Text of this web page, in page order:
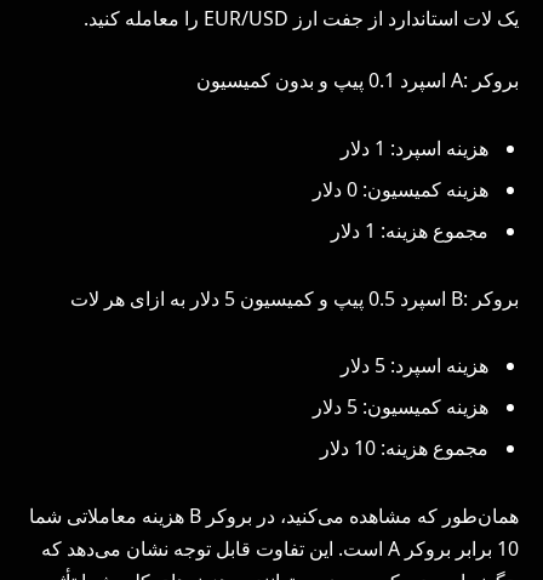
یک لات استاندارد از جفت ارز EUR/USD را معامله کنید.
بروکر :A اسپرد 0.1 پیپ و بدون کمیسیون
هزینه اسپرد: 1 دلار
هزینه کمیسیون: 0 دلار
مجموع هزینه: 1 دلار
بروکر :B اسپرد 0.5 پیپ و کمیسیون 5 دلار به ازای هر لات
هزینه اسپرد: 5 دلار
هزینه کمیسیون: 5 دلار
مجموع هزینه: 10 دلار
همان‌طور که مشاهده می‌کنید، در بروکر B هزینه معاملاتی شما
10 برابر بروکر A است. این تفاوت قابل توجه نشان می‌دهد که